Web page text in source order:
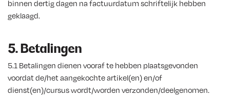
binnen dertig dagen na factuurdatum schriftelijk hebben
geklaagd.
5. Betalingen
5.1 Betalingen dienen vooraf te hebben plaatsgevonden
voordat de/het aangekochte artikel(en) en/of
dienst(en)/cursus wordt/worden verzonden/deelgenomen.